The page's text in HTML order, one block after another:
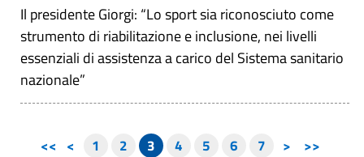
Il presidente Giorgi: “Lo sport sia riconosciuto come
strumento di riabilitazione e inclusione, nei livelli
essenziali di assistenza a carico del Sistema sanitario
nazionale”
<< < 1 2 3 4 5 6 7 > >>